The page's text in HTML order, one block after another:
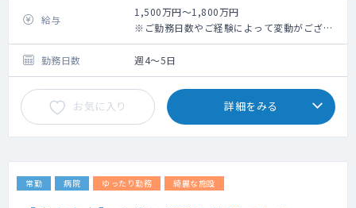
ございます。（施設8割、居宅2割）
1日の訪問件数は、施設のみの場合は2～3施
設で計30名程、居宅のみの場合8～10名程診
ていただきます。
訪問時には看護師もしくは医療クラークが同
行し、運転、物品準備、カルテ代行入力、書
類作成、施設職員やご家族対応等をいたしま
すので、訪問診療が初めての先生にも安心の
サポート体制です。
給与
1,500万円～1,800万円
※ご勤務日数やご経験によって変動がござい
ます。
勤務日数
週4～5日
お気に入り 詳細をみる
常勤 病院 ゆったり勤務 綺麗な施設